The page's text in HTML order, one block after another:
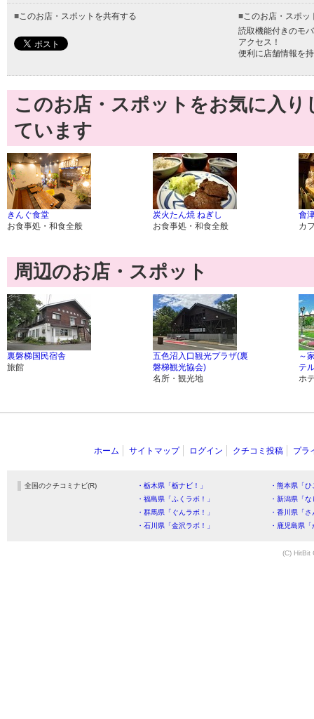
■このお店・スポットを共有する ■このお店・スポッ
読取機能付きのモ
アクセス！
便利に店舗情報を
このお店・スポットをお気に入
ています
きんぐ食堂
お食事処・和食全般
炭火たん焼 ねぎし
お食事処・和食全般
會
カ
周辺のお店・スポット
裏磐梯国民宿舎
旅館
五色沼入口観光プラザ(裏
磐梯観光協会)
名所・観光地
～
テ
ホ
ホーム サイトマップ ログイン クチコミ投稿 プラ
全国のクチコミナビ(R) ・栃木県「栃ナビ！」
・熊本県「
・福島県「ふくラボ！」
・新潟県「
・群馬県「ぐんラボ！」
・香川県「
・石川県「金沢ラボ！」
・鹿児島県
(C) HitBit